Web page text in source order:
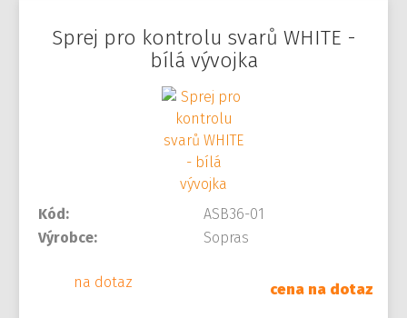
Sprej pro kontrolu svarů WHITE -
bílá vývojka
Kód:
ASB36-01
Výrobce:
Sopras
na dotaz cena na dotaz